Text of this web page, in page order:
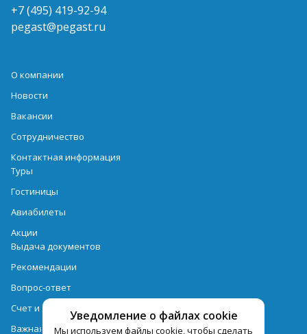
Уведомление о файлах cookie
Мы используем файлы cookie, чтобы сделать
+7 (495) 419-92-94
pegast@pegast.ru
О компании
Новости
Вакансии
Сотрудничество
Контактная информация
Туры
Гостиницы
Авиабилеты
Акции
Выдача документов
Рекомендации
Вопрос-ответ
Счет и оплата
Важная информация по турпродукту